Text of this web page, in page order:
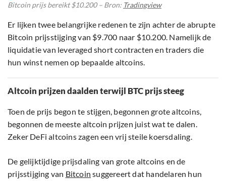
Bitcoin prijs bereikt $10.200 – Bron: Tradingview
Er lijken twee belangrijke redenen te zijn achter de abrupte
Bitcoin prijsstijging van $9.700 naar $10.200. Namelijk de
liquidatie van leveraged short contracten en traders die
hun winst nemen op bepaalde altcoins.
Altcoin prijzen daalden terwijl BTC prijs steeg
Toen de prijs begon te stijgen, begonnen grote altcoins,
begonnen de meeste altcoin prijzen juist wat te dalen.
Zeker DeFi altcoins zagen een vrij steile koersdaling.
De gelijktijdige prijsdaling van grote altcoins en de
prijsstijging van Bitcoin suggereert dat handelaren hun